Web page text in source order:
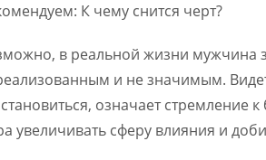
К чему снится черт?
в реальной жизни мужчина
и не значимым.
означает
увеличивать сферу влияния и